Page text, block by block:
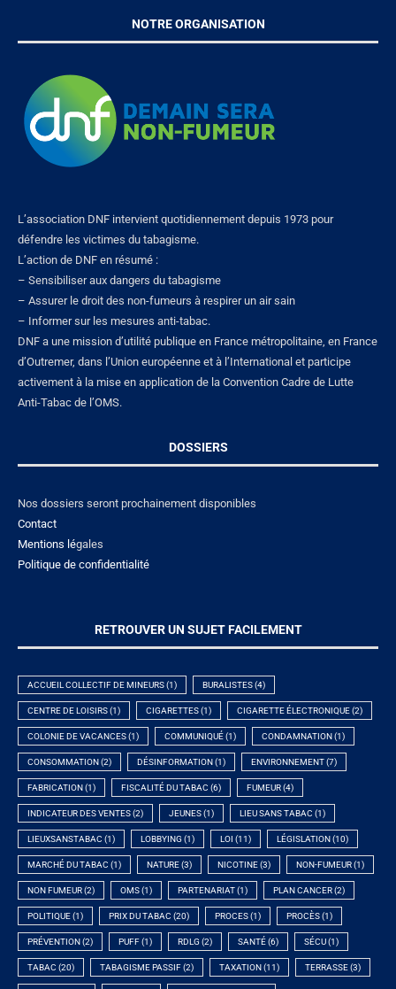
NOTRE ORGANISATION
L’association DNF intervient quotidiennement depuis 1973 pour
défendre les victimes du tabagisme.
L’action de DNF en résumé :
– Sensibiliser aux dangers du tabagisme
– Assurer le droit des non-fumeurs à respirer un air sain
– Informer sur les mesures anti-tabac.
DNF a une mission d’utilité publique en France métropolitaine, en France
d’Outremer, dans l’Union européenne et à l’International et participe
activement à la mise en application de la Convention Cadre de Lutte
Anti-Tabac de l’OMS.
DOSSIERS
Nos dossiers seront prochainement disponibles
Contact
Mentions légales
Politique de confidentialité
RETROUVER UN SUJET FACILEMENT
ACCUEIL COLLECTIF DE MINEURS(1) BURALISTES(4)
CENTRE DE LOISIRS(1) CIGARETTES(1) CIGARETTE ÉLECTRONIQUE(2)
COLONIE DE VACANCES(1) COMMUNIQUÉ(1) CONDAMNATION (1)
CONSOMMATION (2) DÉSINFORMATION (1) ENVIRONNEMENT(7)
FABRICATION (1) FISCALITÉ DU TABAC (6) FUMEUR(4)
INDICATEUR DES VENTES(2) JEUNES(1) LIEU SANS TABAC (1)
LIEUXSANSTABAC (1) LOBBYING (1) LOI (11) LÉGISLATION (10)
MARCHÉ DU TABAC (1) NATURE(3) NICOTINE(3) NON-FUMEUR(1)
NON FUMEUR(2) OMS(1) PARTENARIAT(1) PLAN CANCER(2)
POLITIQUE(1) PRIX DU TABAC (20) PROCES(1) PROCÈS(1)
PRÉVENTION (2) PUFF(1) RDLG (2) SANTÉ(6) SÉCU(1)
TABAC (20) TABAGISME PASSIF(2) TAXATION (11) TERRASSE(3)